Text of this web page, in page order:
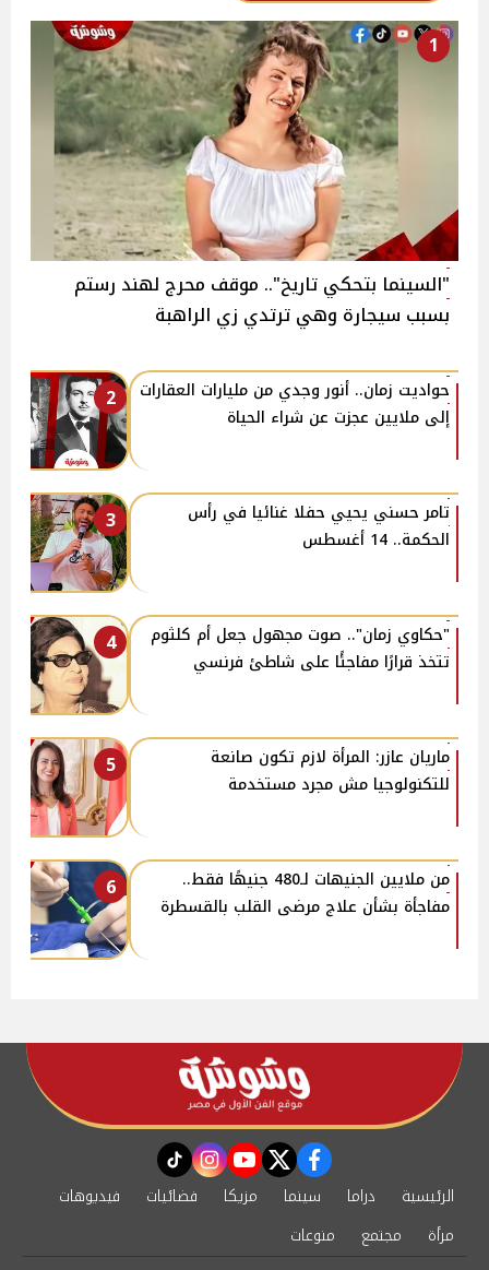
1
"السينما بتحكي تاريخ".. موقف محرج لهند رستم
بسبب سيجارة وهي ترتدي زي الراهبة
2
حواديت زمان.. أنور وجدي من مليارات العقارات
إلى ملايين عجزت عن شراء الحياة
3
تامر حسني يحيي حفلا غنائيا في رأس
الحكمة.. 14 أغسطس
4
"حكاوي زمان".. صوت مجهول جعل أم كلثوم
تتخذ قرارًا مفاجئًا على شاطئ فرنسي
5
ماريان عازر: المرأة لازم تكون صانعة
للتكنولوجيا مش مجرد مستخدمة
6
من ملايين الجنيهات لـ480 جنيهًا فقط..
مفاجأة بشأن علاج مرضى القلب بالقسطرة
facebook
twitter
youtube
instagram
tiktok
الرئيسية دراما سينما مزيكا فضائيات
فيديوهات
مرأة
مجتمع منوعات